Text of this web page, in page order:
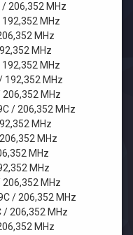
/ 206,352 MHz
MHz
MHz
MHz
MHz
192,352 MHz
MHz
/ 206,352 MHz
MHz
MHz
MHz
MHz
MHz
/ 206,352 MHz
/ 206,352 MHz
MHz